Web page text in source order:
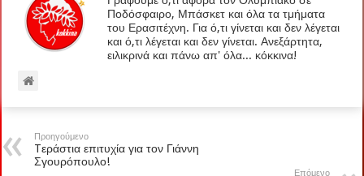
Ποδόσφαιρο, Μπάσκετ και όλα τα τμήματα
του Ερασιτέχνη. Για ό,τι γίνεται και δεν λέγεται
και ό,τι λέγεται και δεν γίνεται. Ανεξάρτητα,
ειλικρινά και πάνω απ' όλα... κόκκινα!
Προηγούμενο
Tεράστια επιτυχία για τον Γιάννη
Σγουρόπουλο!
Επόμενο